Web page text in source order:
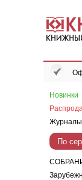
Новинки
Журналы
По